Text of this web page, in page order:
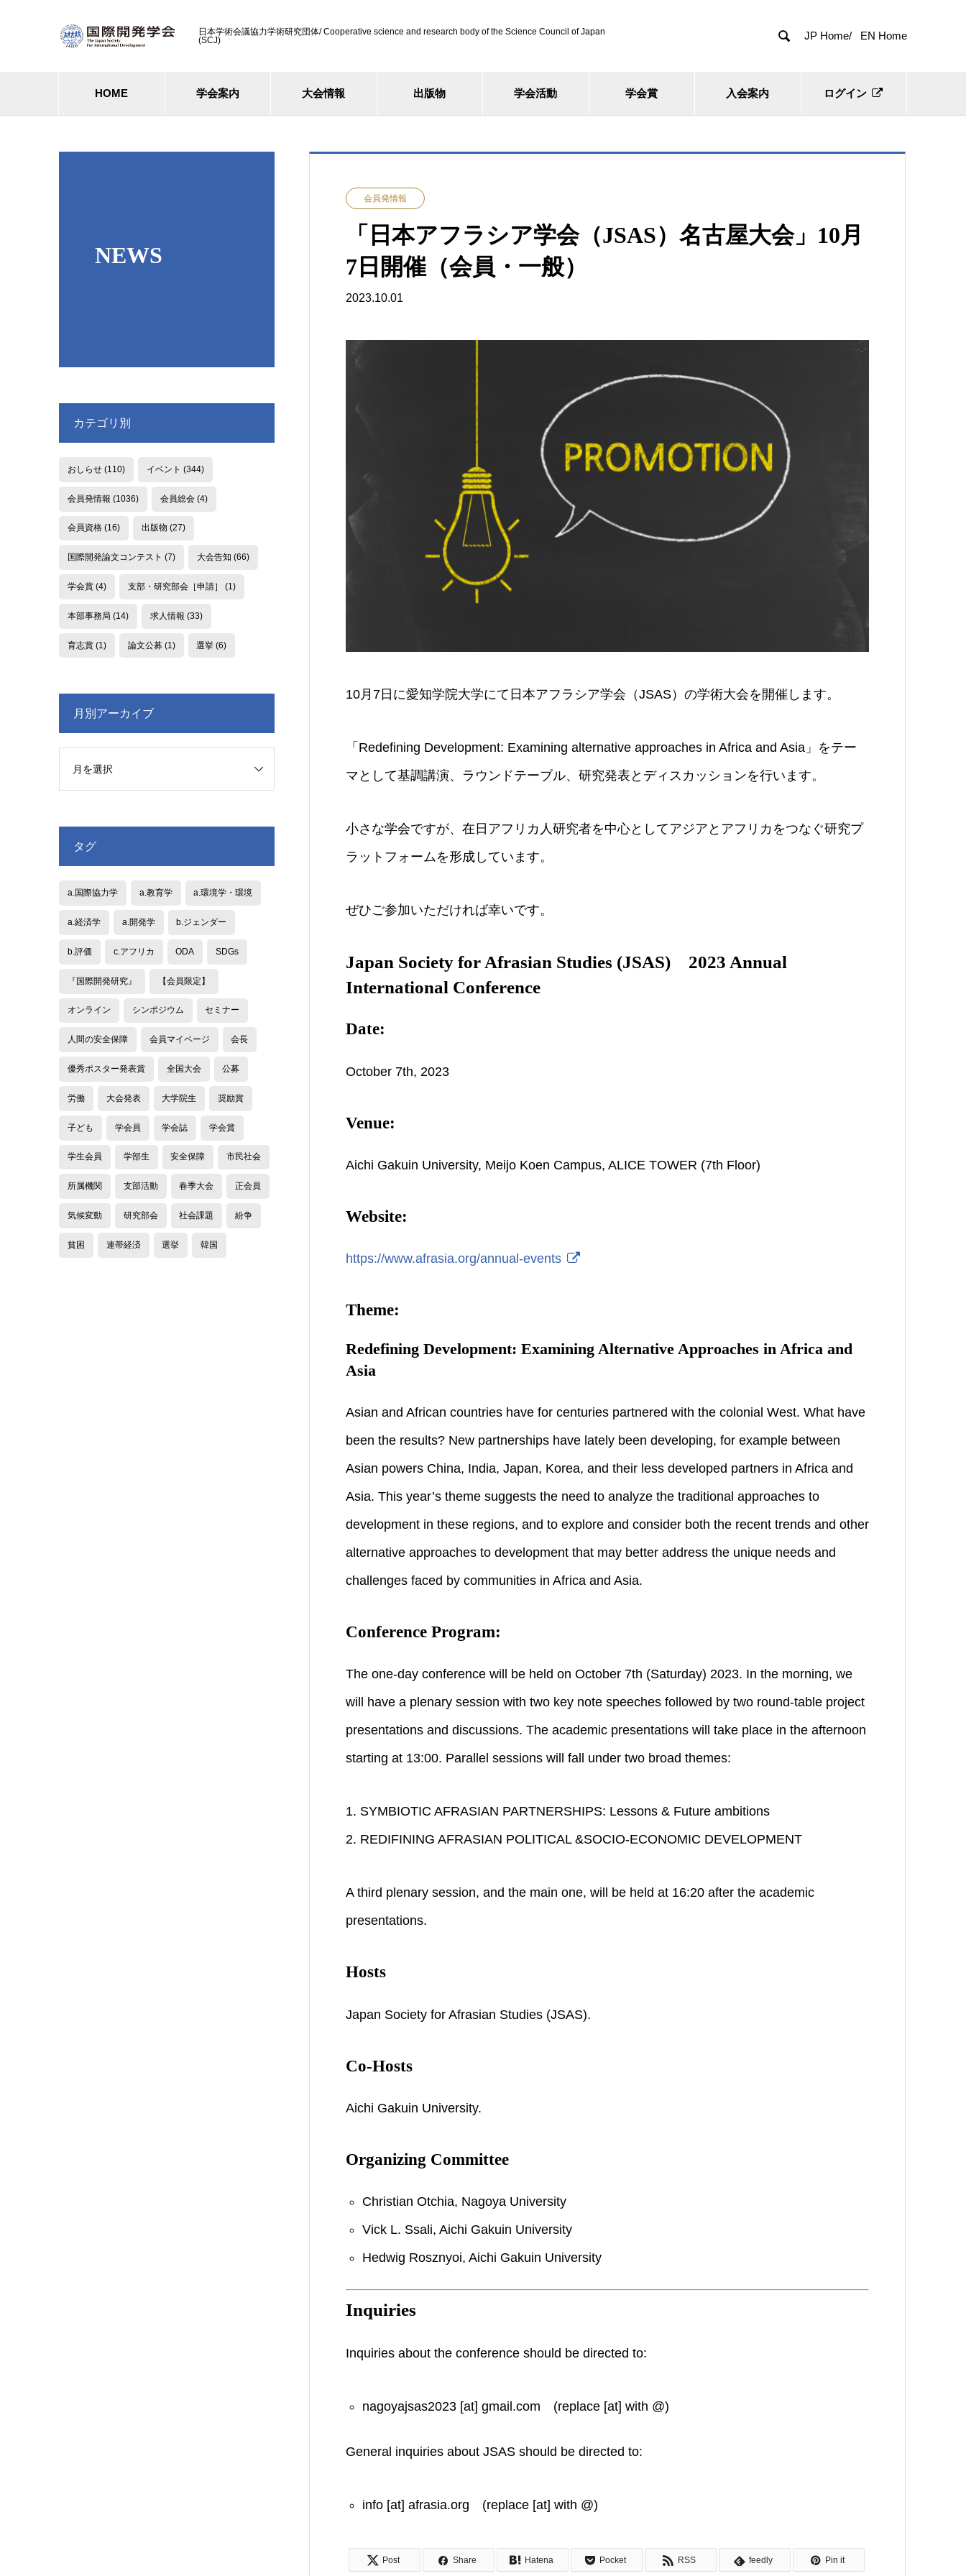
日本学術会議協力学術研究団体/ Cooperative science and research body of the Science Council of Japan
(SCJ)
 JP Home/ EN Home
HOME 学会案内 大会情報 出版物 学会活動 学会賞 入会案内 ログイン
NEWS
会員発情報
「日本アフラシア学会（JSAS）名古屋大会」10月
7日開催（会員・一般）
2023.10.01
10月7日に愛知学院大学にて日本アフラシア学会（JSAS）の学術大会を開催します。
「Redefining Development: Examining alternative approaches in Africa and Asia」をテー
マとして基調講演、ラウンドテーブル、研究発表とディスカッションを行います。
小さな学会ですが、在日アフリカ人研究者を中心としてアジアとアフリカをつなぐ研究プ
ラットフォームを形成しています。
ぜひご参加いただければ幸いです。
Japan Society for Afrasian Studies (JSAS) 2023 Annual
International Conference
Date:
October 7th, 2023
Venue:
Aichi Gakuin University, Meijo Koen Campus, ALICE TOWER (7th Floor)
Website:
https://www.afrasia.org/annual-events
Theme:
Redefining Development: Examining Alternative Approaches in Africa and
Asia
Asian and African countries have for centuries partnered with the colonial West. What have
been the results? New partnerships have lately been developing, for example between
Asian powers China, India, Japan, Korea, and their less developed partners in Africa and
Asia. This year’s theme suggests the need to analyze the traditional approaches to
development in these regions, and to explore and consider both the recent trends and other
alternative approaches to development that may better address the unique needs and
challenges faced by communities in Africa and Asia.
Conference Program:
The one-day conference will be held on October 7th (Saturday) 2023. In the morning, we
will have a plenary session with two key note speeches followed by two round-table project
presentations and discussions. The academic presentations will take place in the afternoon
starting at 13:00. Parallel sessions will fall under two broad themes:
1. SYMBIOTIC AFRASIAN PARTNERSHIPS: Lessons & Future ambitions
2. REDIFINING AFRASIAN POLITICAL &SOCIO-ECONOMIC DEVELOPMENT
A third plenary session, and the main one, will be held at 16:20 after the academic
presentations.
Hosts
Japan Society for Afrasian Studies (JSAS).
Co-Hosts
Aichi Gakuin University.
Organizing Committee
Christian Otchia, Nagoya University
Vick L. Ssali, Aichi Gakuin University
Hedwig Rosznyoi, Aichi Gakuin University
Inquiries
Inquiries about the conference should be directed to:
nagoyajsas2023 [at] gmail.com (replace [at] with @)
General inquiries about JSAS should be directed to:
info [at] afrasia.org (replace [at] with @)
Post Share Hatena Pocket RSS feedly Pin it
カテゴリ別
おしらせ(110) イベント (344)
会員発情報 (1036) 会員総会(4)
会員資格(16) 出版物 (27)
国際開発論文コンテスト (7) 大会告知 (66)
学会賞(4) 支部・研究部会［申請］ (1)
本部事務局 (14) 求人情報 (33)
育志賞(1) 論文公募(1) 選挙 (6)
月別アーカイブ
タグ
a.国際協力学 a.教育学 a.環境学・環境
a.経済学 a.開発学 b.ジェンダー
b.評価 c.アフリカ ODA SDGs
『国際開発研究』 【会員限定】
オンライン シンポジウム セミナー
人間の安全保障 会員マイページ 会長
優秀ポスター発表賞 全国大会 公募
労働 大会発表 大学院生 奨励賞
子ども 学会員 学会誌 学会賞
学生会員 学部生 安全保障 市民社会
所属機関 支部活動 春季大会 正会員
気候変動 研究部会 社会課題 紛争
貧困 連帯経済 選挙 韓国